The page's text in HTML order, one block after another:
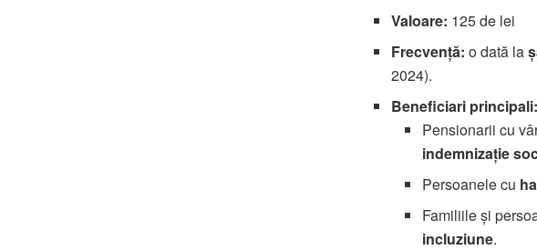
Valoare: 125 de lei
Frecvență: o dată la
2024).
Beneficiari principali:
Pensionarii cu
indemnizație
Persoanele cu
Familiile și
incluziune.